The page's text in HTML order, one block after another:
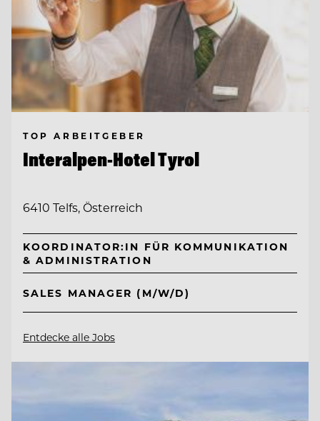
TOP ARBEITGEBER
Interalpen-Hotel Tyrol
6410 Telfs, Österreich
KOORDINATOR:IN FÜR KOMMUNIKATION
& ADMINISTRATION
SALES MANAGER (M/W/D)
Entdecke alle Jobs